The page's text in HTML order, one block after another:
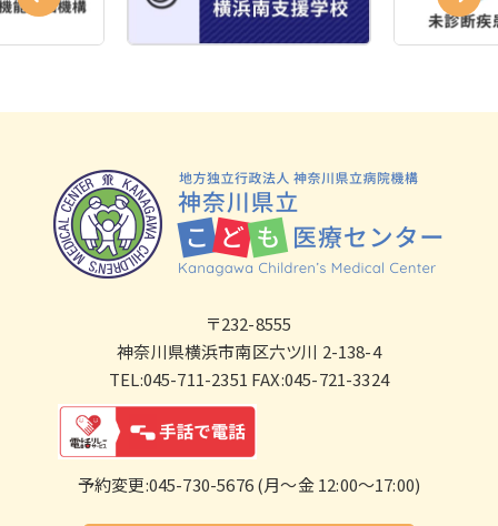
〒232-8555
神奈川県横浜市南区六ツ川 2-138-4
TEL:045-711-2351 FAX:045-721-3324
予約変更:045-730-5676 (月～金 12:00～17:00)